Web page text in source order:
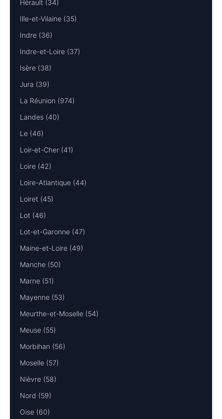
Hérault (34)
Ille-et-Vilaine (35)
Indre (36)
Indre-et-Loire (37)
Isère (38)
Jura (39)
La Réunion (974)
Landes (40)
Le (46)
Loir-et-Cher (41)
Loire (42)
Loire-Atlantique (44)
Loiret (45)
Lot (46)
Lot-et-Garonne (47)
Maine-et-Loire (49)
Manche (50)
Marne (51)
Mayenne (53)
Meurthe-et-Moselle (54)
Meuse (55)
Morbihan (56)
Moselle (57)
Nièvre (58)
Nord (59)
Oise (60)